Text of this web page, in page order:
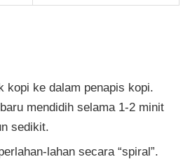
kopi ke dalam penapis kopi.
mendidih selama 1-2 minit
sedikit.
lahan secara “spiral”.